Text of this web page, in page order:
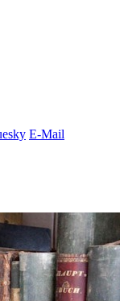
E-Mail